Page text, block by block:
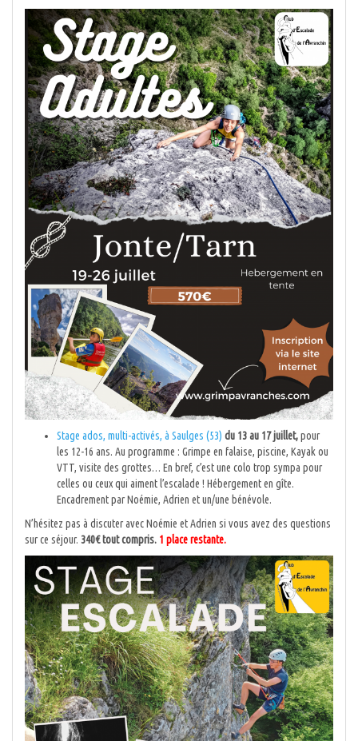
Stage ados, multi-activés, à Saulges (53) du 13 au 17 juillet,pour
les 12-16 ans. Au programme : Grimpe en falaise, piscine, Kayak ou
VTT, visite des grottes… En bref, c’est une colo trop sympa pour
celles ou ceux qui aiment l’escalade ! Hébergement en gîte.
Encadrement par Noémie, Adrien et un/une bénévole.
N’hésitez pas à discuter avec Noémie et Adrien si vous avez des questions
sur ce séjour. 340€ tout compris. 1 place restante.